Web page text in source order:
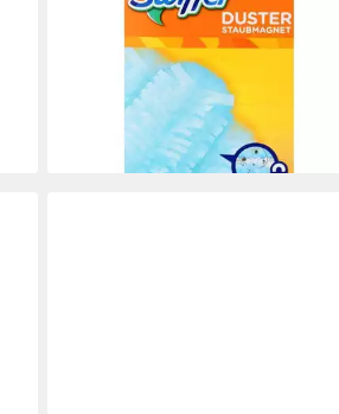
Nimmt 3x mehr Staub und Haare auf
Reinigungstücher
lieferbar - in 3-4 Werktagen bei dir